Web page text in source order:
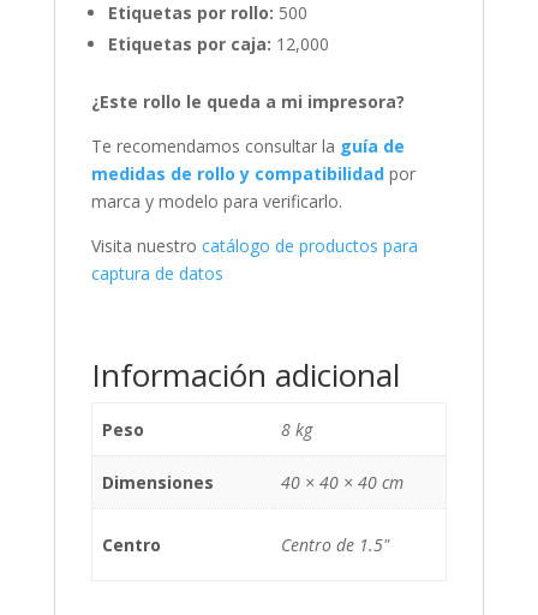
Etiquetas por rollo: 500
Etiquetas por caja: 12,000
¿Este rollo le queda a mi impresora?
Te recomendamos consultar la guía de
medidas de rollo y compatibilidadpor
marca y modelo para verificarlo.
Visita nuestro catálogo de productos para
captura de datos
Información adicional
Peso 8 kg
Dimensiones 40 × 40 × 40 cm
Centro Centro de 1.5"